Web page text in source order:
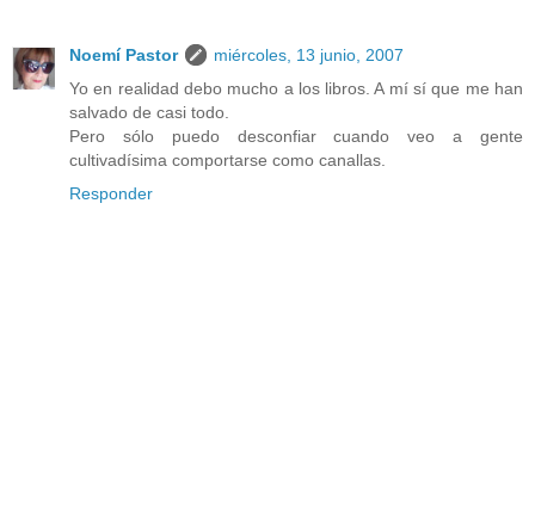
Noemí Pastor
miércoles, 13 junio, 2007
Yo en realidad debo mucho a los libros. A mí sí que me han
salvado de casi todo.
Pero sólo puedo desconfiar cuando veo a gente
cultivadísima comportarse como canallas.
Responder